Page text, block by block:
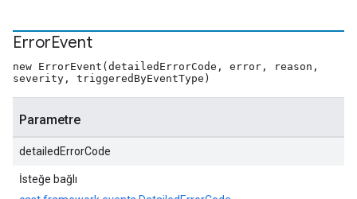
ErrorEvent
new ErrorEvent(detailedErrorCode, error, reason,
severity, triggeredByEventType)
Parametre
detailedErrorCode
İsteğe bağlı